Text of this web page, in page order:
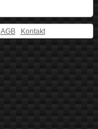
AGB Kontakt